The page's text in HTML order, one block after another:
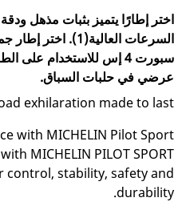
اختر إطارًا يتميز بثبات مذهل
السرعات
سبورت 4 إس للاستخدام
عرضي في حلبات السباق.
exhilaration made to last.
with MICHELIN Pilot Sport
MICHELIN PILOT SPORT
control, stability, safety and
durability.